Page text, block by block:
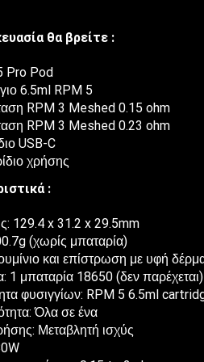
θα βρείτε :
Pro Pod
6.5ml RPM 5
RPM 3 Meshed 0.15 ohm
RPM 3 Meshed 0.23 ohm
USB-C
χρήσης
:
129.4 x 31.2 x 29.5mm
(χωρίς μπαταρία)
και επίστρωση με υφή
1 μπαταρία 18650 (δεν παρέχεται)
φυσιγγίων: RPM 5 6.5ml
Όλα σε ένα
Μεταβλητή ισχύς